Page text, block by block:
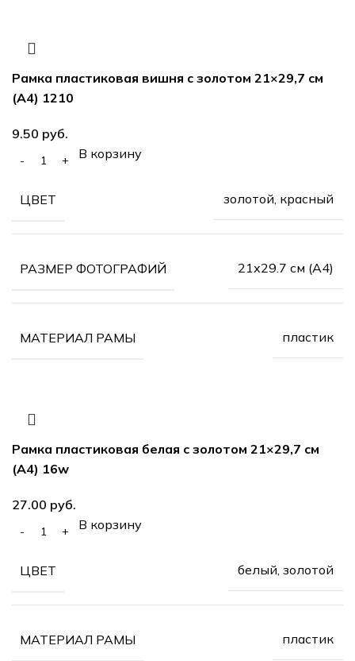
Рамка пластиковая вишня с золотом 21×29,7 см
(А4) 1210
9.50 руб.
В корзину
ЦВЕТ золотой, красный
РАЗМЕР ФОТОГРАФИЙ 21х29.7 см (А4)
МАТЕРИАЛ РАМЫ пластик
Рамка пластиковая белая с золотом 21×29,7 см
(А4) 16w
27.00 руб.
В корзину
ЦВЕТ белый, золотой
МАТЕРИАЛ РАМЫ пластик